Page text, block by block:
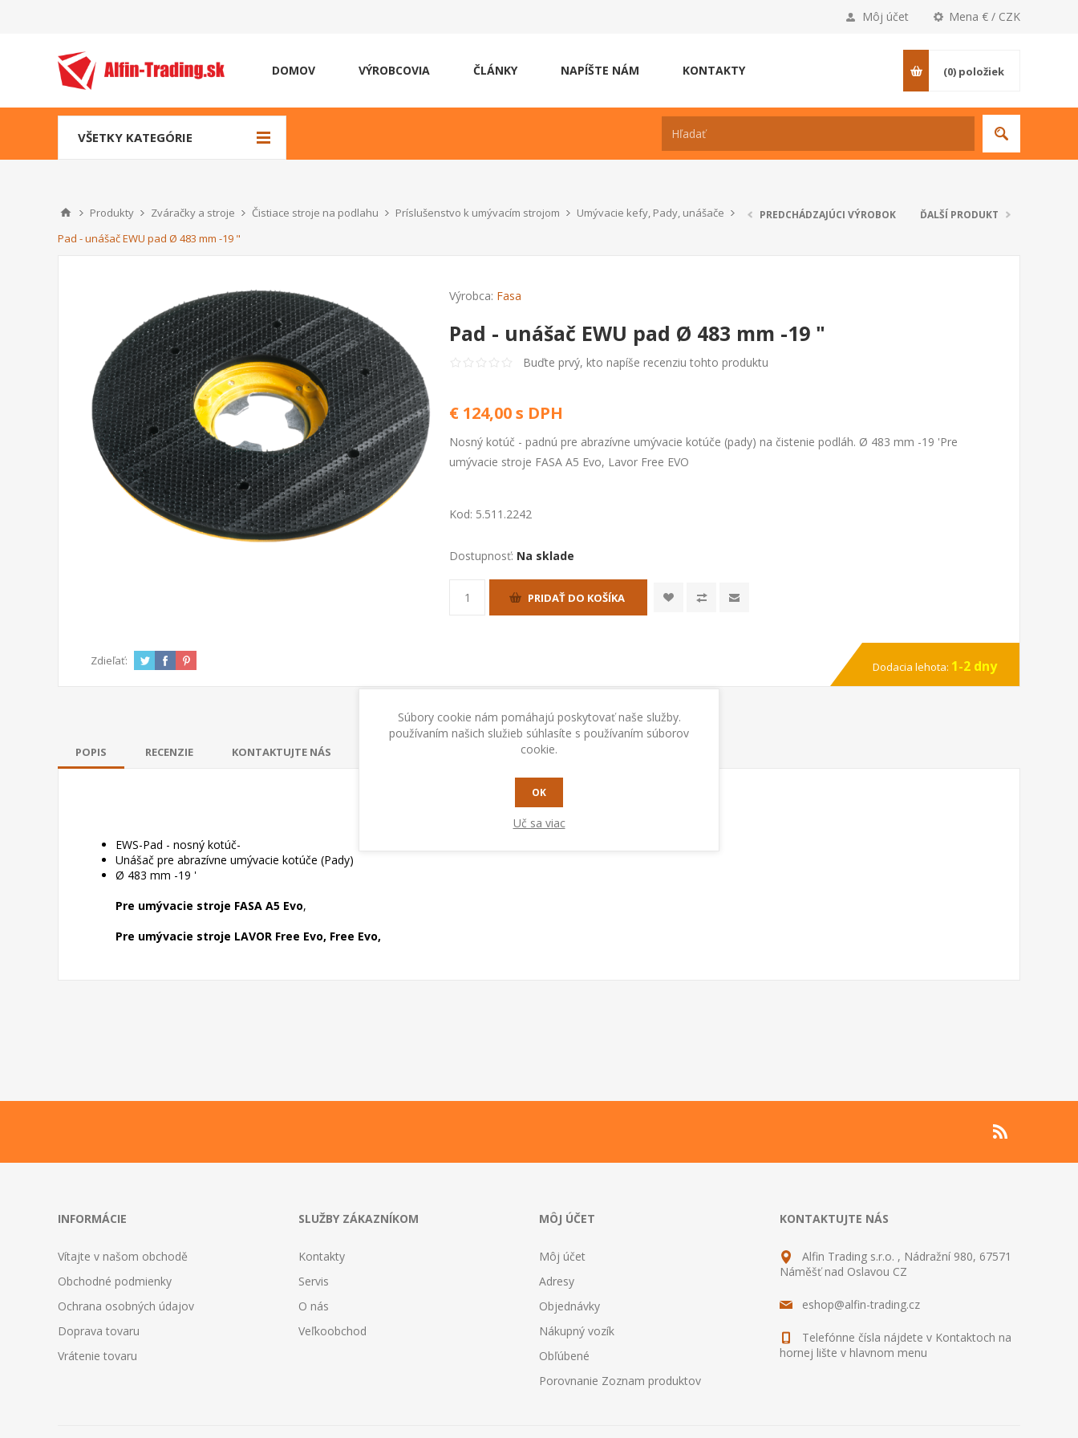
Mena € / CZK
Môj účet
DOMOV VÝROBCOVIA ČLÁNKY NAPÍŠTE NÁM KONTAKTY (0) položiek
VŠETKY KATEGÓRIE
Produkty Zváračky a stroje Čistiace stroje na podlahu Príslušenstvo k umývacím strojom
Umývacie kefy, Pady, unášače
Pad - unášač EWU pad Ø 483 mm -19 "
PREDCHÁDZAJÚCI VÝROBOK ĎALŠÍ PRODUKT
Výrobca: Fasa
Pad - unášač EWU pad Ø 483 mm -19 "
Buďte prvý, kto napíše recenziu tohto produktu
€ 124,00 s DPH
Nosný kotúč - padnú pre abrazívne umývacie kotúče (pady) na čistenie podláh. Ø 483 mm -19 'Pre
umývacie stroje FASA A5 Evo, Lavor Free EVO
Kod: 5.511.2242
Dostupnosť: Na sklade
PRIDAŤ DO KOŠÍKA
Zdieľať: Dodacia lehota: 1-2 dny
POPIS RECENZIE KONTAKTUJTE NÁS
EWS-Pad - nosný kotúč-
Unášač pre abrazívne umývacie kotúče (Pady)
Ø 483 mm -19 '
Pre umývacie stroje FASA A5 Evo,
Pre umývacie stroje LAVOR Free Evo, Free Evo,
INFORMÁCIE
Vítajte v našom obchodě
Obchodné podmienky
Ochrana osobných údajov
Doprava tovaru
Vrátenie tovaru
SLUŽBY ZÁKAZNÍKOM
Kontakty
Servis
O nás
Veľkoobchod
MÔJ ÚČET
Môj účet
Adresy
Objednávky
Nákupný vozík
Obľúbené
Porovnanie Zoznam produktov
KONTAKTUJTE NÁS
Alfin Trading s.r.o. , Nádražní 980, 67571
Náměšť nad Oslavou CZ
eshop@alfin-trading.cz
Telefónne čísla nájdete v Kontaktoch na
hornej lište v hlavnom menu
Súbory cookie nám pomáhajú poskytovať naše služby.
používaním našich služieb súhlasíte s používaním súborov
cookie.
OK
Uč sa viac